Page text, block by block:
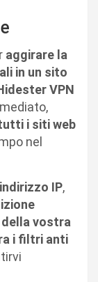
aggirare la
in un sito
VPN
i siti web
nel
IP,
vostra
i filtri anti